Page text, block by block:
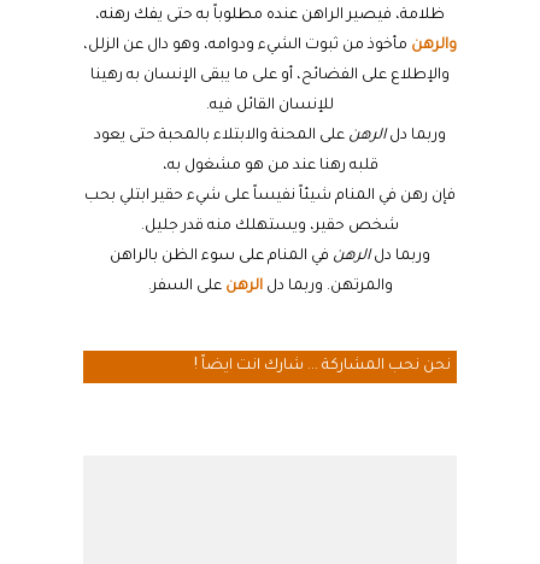
ظلامة، فيصير الراهن عنده مطلوباً به حتى يفك رهنه،
والرهن مأخوذ من ثبوت الشيء ودوامه، وهو دال عن الزلل،
والإطلاع على الفضائح، أو على ما يبقى الإنسان به رهينا
للإنسان القائل فيه.
وربما دلالرهن على المحنة والابتلاء بالمحبة حتى يعود
قلبه رهنا عند من هو مشغول به،
فإن رهن في المنام شيئاً نفيساً على شيء حقير ابتلي بحب
شخص حقير، ويستهلك منه قدر جليل.
وربما دلالرهن في المنام على سوء الظن بالراهن
والمرتهن. وربما دلالرهن على السفر.
نحن نحب المشاركة ... شارك انت ايضاً !